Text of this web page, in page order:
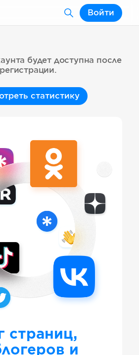
Войти
будет доступна после
регистрации.
статистику
страниц,
и